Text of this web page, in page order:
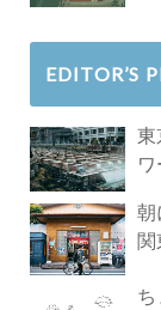
EDITOR’S
東
朝
関